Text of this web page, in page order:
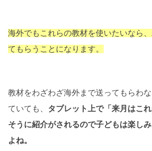
海外でもこれらの教材を使いたいなら
てもらうことになります。
教材をわざわざ海外まで送ってもらわ
ていても、 タブレット上で「来月はこ
そうに紹介がされるので子どもは楽し
よね。